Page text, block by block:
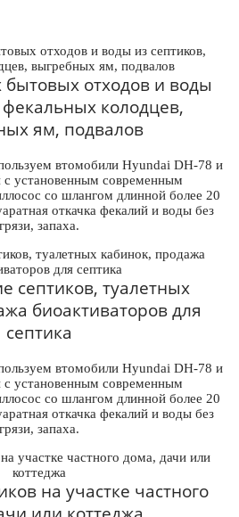
отходов и воды
фекальных колодцев,
ям, подвалов
втомобили Hyundai DH-78 и
с установенным современным
со шлангом длинной более 20
откачка фекалий и воды без
грязи, запаха.
септиков, туалетных
биоактиваторов для
септика
втомобили Hyundai DH-78 и
с установенным современным
со шлангом длинной более 20
откачка фекалий и воды без
грязи, запаха.
на участке частного